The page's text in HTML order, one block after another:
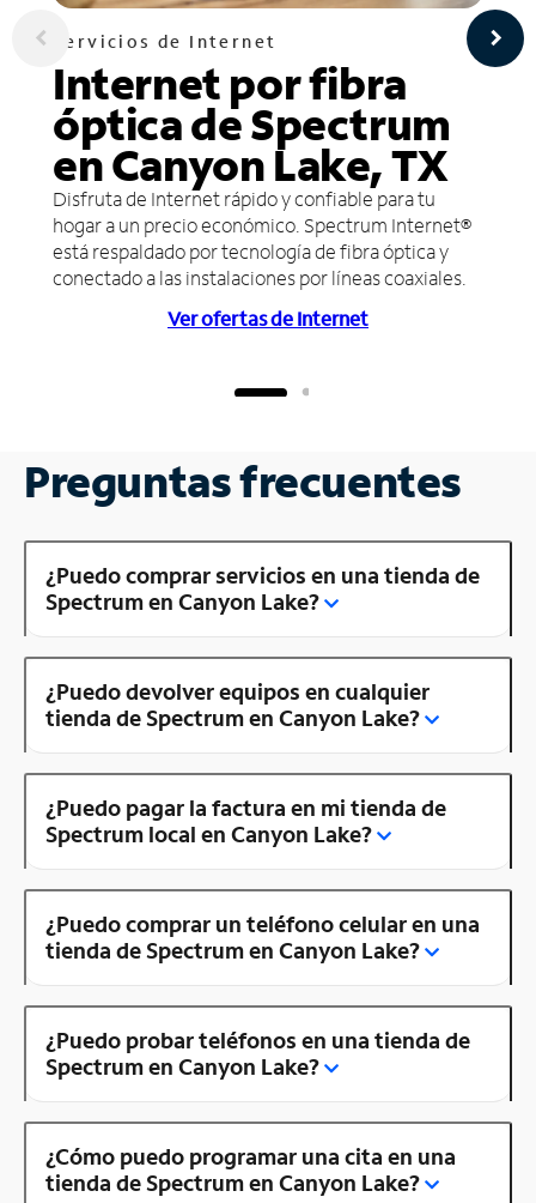
Servicios de Internet
Internet por fibra
óptica de Spectrum
en Canyon Lake, TX
Disfruta de Internet rápido y confiable para tu
hogar a un precio económico. Spectrum Internet®
está respaldado por tecnología de fibra óptica y
conectado a las instalaciones por líneas coaxiales.
Ver ofertas de Internet
Preguntas frecuentes
¿Puedo comprar servicios en una tienda de
Spectrum en Canyon Lake?
¿Puedo devolver equipos en cualquier
tienda de Spectrum en Canyon Lake?
¿Puedo pagar la factura en mi tienda de
Spectrum local en Canyon Lake?
¿Puedo comprar un teléfono celular en una
tienda de Spectrum en Canyon Lake?
¿Puedo probar teléfonos en una tienda de
Spectrum en Canyon Lake?
¿Cómo puedo programar una cita en una
tienda de Spectrum en Canyon Lake?